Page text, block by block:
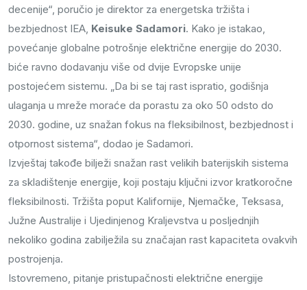
decenije“, poručio je direktor za energetska tržišta i
bezbjednost IEA, Keisuke Sadamori. Kako je istakao,
povećanje globalne potrošnje električne energije do 2030.
biće ravno dodavanju više od dvije Evropske unije
postojećem sistemu. „Da bi se taj rast ispratio, godišnja
ulaganja u mreže moraće da porastu za oko 50 odsto do
2030. godine, uz snažan fokus na fleksibilnost, bezbjednost i
otpornost sistema“, dodao je Sadamori.
Izvještaj takođe bilježi snažan rast velikih baterijskih sistema
za skladištenje energije, koji postaju ključni izvor kratkoročne
fleksibilnosti. Tržišta poput Kalifornije, Njemačke, Teksasa,
Južne Australije i Ujedinjenog Kraljevstva u posljednjih
nekoliko godina zabilježila su značajan rast kapaciteta ovakvih
postrojenja.
Istovremeno, pitanje pristupačnosti električne energije